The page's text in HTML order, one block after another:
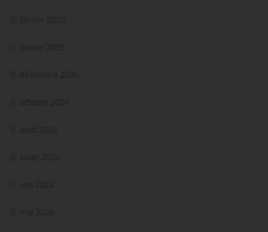
février 2025
janvier 2025
décembre 2024
octobre 2024
août 2024
juillet 2024
juin 2024
mai 2024